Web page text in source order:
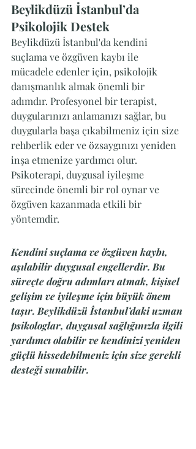
Beylikdüzü İstanbul’da
Psikolojik Destek
Beylikdüzü İstanbul'da kendini
suçlama ve özgüven kaybı ile
mücadele edenler için, psikolojik
danışmanlık almak önemli bir
adımdır. Profesyonel bir terapist,
duygularınızı anlamanızı sağlar, bu
duygularla başa çıkabilmeniz için size
rehberlik eder ve özsaygınızı yeniden
inşa etmenize yardımcı olur.
Psikoterapi, duygusal iyileşme
sürecinde önemli bir rol oynar ve
özgüven kazanmada etkili bir
yöntemdir.
Kendini suçlama ve özgüven kaybı,
aşılabilir duygusal engellerdir. Bu
süreçte doğru adımları atmak, kişisel
gelişim ve iyileşme için büyük önem
taşır. Beylikdüzü İstanbul’daki uzman
psikologlar, duygusal sağlığınızla ilgili
yardımcı olabilir ve kendinizi yeniden
güçlü hissedebilmeniz için size gerekli
desteği sunabilir.